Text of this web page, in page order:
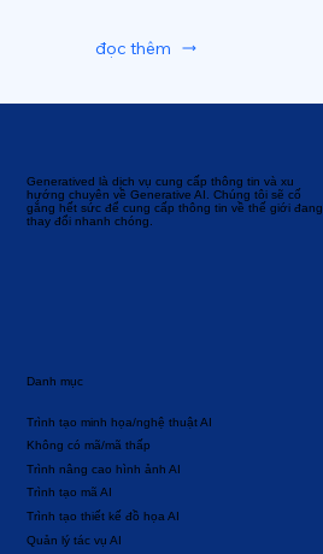
Generatived là dịch vụ cung cấp thông tin và xu
hướng chuyên về Generative AI. Chúng tôi sẽ cố
gắng hết sức để cung cấp thông tin về thế giới đang
thay đổi nhanh chóng.
Danh mục
Quản lý tác vụ AI
Trình tạo thiết kế đồ họa AI
Không có mã/mã thấp
Trình tạo mã AI
Trình nâng cao hình ảnh AI
Trình tạo minh họa/nghệ thuật AI
đọc thêm